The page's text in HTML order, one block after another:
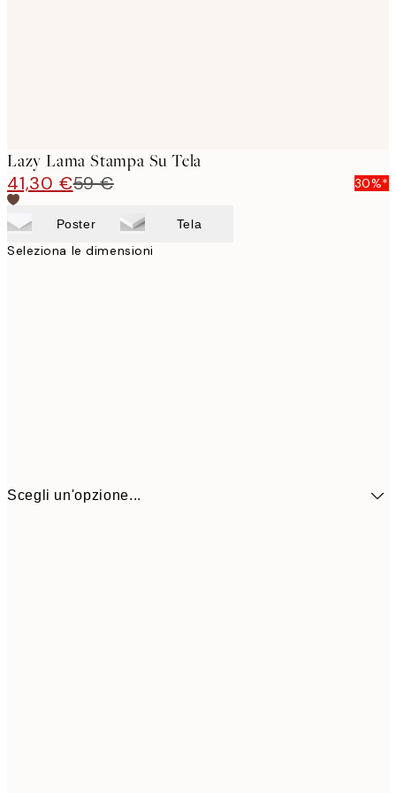
Lazy Lama Stampa Su Tela
41,30 €59 € 30%*
Poster Tela
Seleziona le dimensioni
Scegli un'opzione...